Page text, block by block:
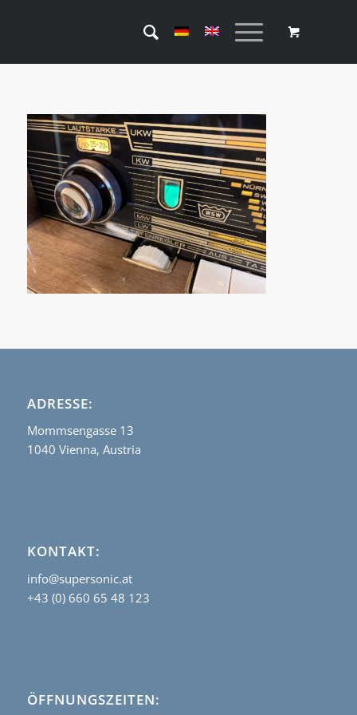
ADRESSE:
Mommsengasse 13
1040 Vienna, Austria
KONTAKT:
info@supersonic.at
+43 (0) 660 65 48 123
ÖFFNUNGSZEITEN: